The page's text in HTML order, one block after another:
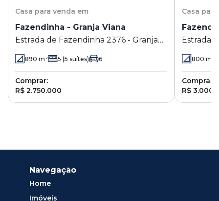
Casa para venda em
Fazendinha - Granja Viana
Estrada de Fazendinha 2376 - Granja
Viana - Carapicuíba - SP
890 m² 5 (5 suítes) 6
Comprar:
R$ 2.750.000
Casa
Estrada
Viana -
800 m²
Comprar:
R$
Navegação
Home
Imóveis